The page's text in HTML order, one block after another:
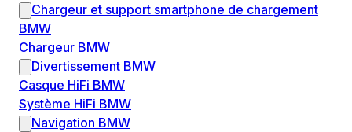
Chargeur et support smartphone de chargement
BMW
Chargeur BMW
Divertissement BMW
Casque HiFi BMW
Système HiFi BMW
Navigation BMW